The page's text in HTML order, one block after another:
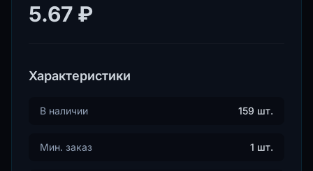
5.67 ₽
Характеристики
В наличии 159 шт.
Мин. заказ 1 шт.